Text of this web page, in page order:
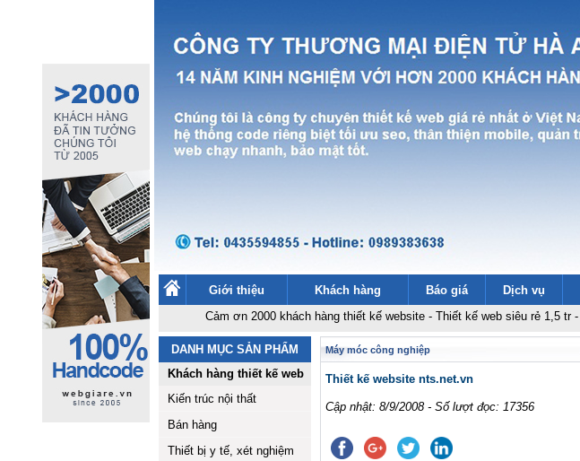
Giới thiệu Khách hàng Báo giá Dịch vụ
Cảm ơn 2000 khách hàng thiết kế website -Thiết kế web siêu rẻ 1,5 tr- Hosting
DANH MỤC SẢN PHẨM
Khách hàng thiết kế web
Kiến trúc nội thất
Bán hàng
Thiết bị y tế, xét nghiệm
Máy móc công nghiệp
Thiết kế website nts.net.vn
Cập nhật: 8/9/2008 - Số lượt đọc: 17356